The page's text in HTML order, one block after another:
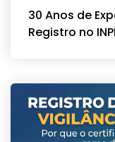
30 Anos de
Registro no INPI